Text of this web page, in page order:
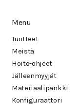
Menu
Tuotteet
Meistä
Hoito-ohjeet
Jälleenmyyjät
Materiaalipankki
Konfiguraattori